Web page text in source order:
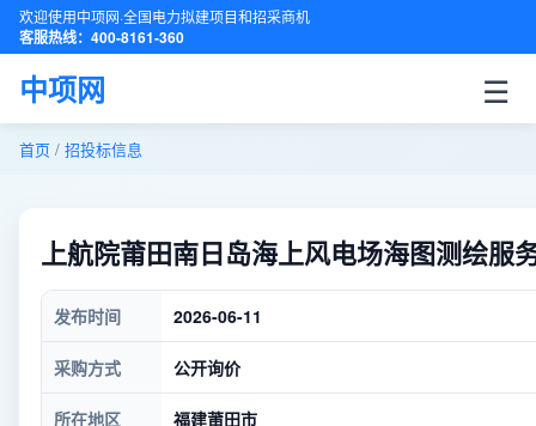
欢迎使用中项网·全国电力拟建项目和招采商机
客服热线：400-8161-360
中项网 ☰
首页 / 招投标信息
上航院莆田南日岛海上风电场海图测绘服
发布时间 2026-06-11
采购方式 公开询价
所在地区 福建莆田市